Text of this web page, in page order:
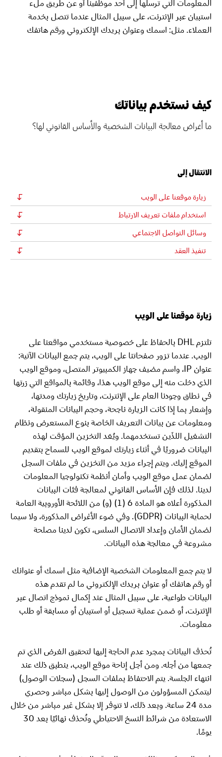
استبيان عبر الإنترنت، على سبيل المثال عندما تتصل بخدمة
العملاء. مثل: اسمك وعنوان بريدك الإلكتروني ورقم هاتفك
كيف نستخدم بياناتك
ما أغراض معالجة البيانات الشخصية والأساس القانوني لها؟
الانتقال إلى
زيارة موقعنا على الويب
استخدام ملفات تعريف الارتباط
وسائل التواصل الاجتماعي
تنفيذ العقد
زيارة موقعنا على الويب
تلتزم DHL بالحفاظ على خصوصية مستخدمي مواقعنا على
الويب. عندما تزور صفحاتنا على الويب، يتم جمع البيانات الآتية:
عنوان IP، واسم مضيف جهاز الكمبيوتر المتصل، وموقع الويب
الذي دخلت منه إلى موقع الويب هذا، وقائمة بالمواقع التي زرتها
في نطاق وجودنا العام على الإنترنت، وتاريخ زيارتك ومدتها،
وإشعار بما إذا كانت الزيارة ناجحة، وحجم البيانات المنقولة،
ومعلومات عن بيانات التعريف الخاصة بنوع المستعرض ونظام
التشغيل اللذَين تستخدمهما. ويُعَد التخزين المؤقت لهذه
البيانات ضروريًا في أثناء زيارتك لموقع الويب للسماح بتقديم
الموقع إليك. ويتم إجراء مزيد من التخزين في ملفات السجل
لضمان عمل موقع الويب وأمان أنظمة تكنولوجيا المعلومات
لدينا. لذلك فإن الأساس القانوني لمعالجة فئات البيانات
المذكورة أعلاه هو المادة 6 (1) (و) من اللائحة الأوروبية العامة
لحماية البيانات (GDPR). وفي ضوء الأغراض المذكورة، ولا سيما
لضمان الأمان وإعداد الاتصال السلس، تكون لدينا مصلحة
مشروعة في معالجة هذه البيانات.
لا يتم جمع المعلومات الشخصية الإضافية مثل اسمك أو عنوانك
أو رقم هاتفك أو عنوان بريدك الإلكتروني ما لم تقدم هذه
البيانات طواعية، على سبيل المثال عند إكمال نموذج اتصال عبر
الإنترنت، أو ضمن عملية تسجيل أو استبيان أو مسابقة أو طلب
معلومات.
تُحذف البيانات بمجرد عدم الحاجة إليها لتحقيق الغرض الذي تم
جمعها من أجله. ومن أجل إتاحة موقع الويب، ينطبق ذلك عند
انتهاء الجلسة. يتم الاحتفاظ بملفات السجل (سجلات الوصول)
ليتمكن المسؤولون من الوصول إليها بشكل مباشر وحصري
مدة 24 ساعة. وبعد ذلك، لا تتوفر إلا بشكل غير مباشر من خلال
الاستعادة من شرائط النسخ الاحتياطي وتُحذف نهائيًا بعد 30
يومًا.